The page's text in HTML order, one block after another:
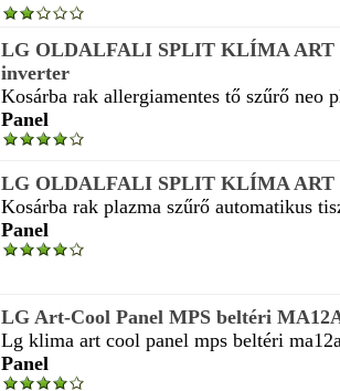
LG OLDALFALI SPLIT KLÍMA ART
inverter
Kosárba rak allergiamentes tő szűrő neo
Panel
LG OLDALFALI SPLIT KLÍMA ART
Kosárba rak plazma szűrő automatikus
Panel
LG Art-Cool Panel MPS beltéri
Lg klima art cool panel mps beltéri
Panel